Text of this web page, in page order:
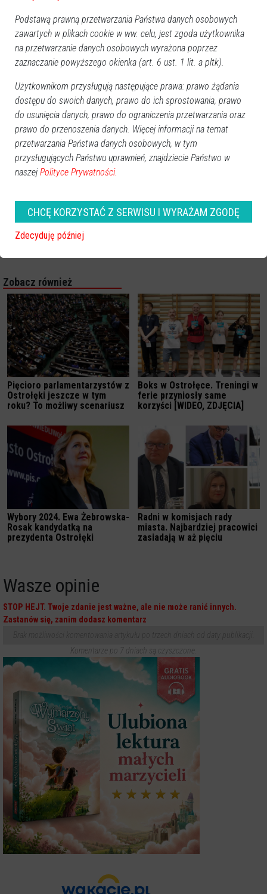
Zobacz również
Pięcioro parlamentarzystów z
Ostrołęki jeszcze w tym
roku? To możliwy scenariusz
Boks w Ostrołęce. Treningi w
ferie przyniosły same
korzyści [WIDEO, ZDJĘCIA]
Wybory 2024. Ewa Żebrowska-
Rosak kandydatką na
prezydenta Ostrołęki
Radni w komisjach rady
miasta. Najbardziej pracowici
zasiadają w aż pięciu
Wasze opinie
STOP HEJT. Twoje zdanie jest ważne, ale nie może ranić innych.
Zastanów się, zanim dodasz komentarz
Komentarze po 7 dniach są czyszczone.
Podstawą prawną przetwarzania Państwa danych osobowych
zawartych w plikach cookie w ww. celu, jest zgoda użytkownika
na przetwarzanie danych osobowych wyrażona poprzez
zaznaczanie powyższego okienka (art. 6 ust. 1 lit. a pltk).
Użytkownikom przysługują następujące prawa: prawo żądania
dostępu do swoich danych, prawo do ich sprostowania, prawo
do usunięcia danych, prawo do ograniczenia przetwarzania oraz
prawo do przenoszenia danych. Więcej informacji na temat
przetwarzania Państwa danych osobowych, w tym
przysługujących Państwu uprawnień, znajdziecie Państwo w
naszej Polityce Prywatności.
CHCĘ KORZYSTAĆ Z SERWISU I WYRAŻAM ZGODĘ
Zdecyduję później